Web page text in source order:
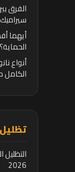
الفرق
سيراميك
أيهما
وأفلام
أنواع
الكامل
2026